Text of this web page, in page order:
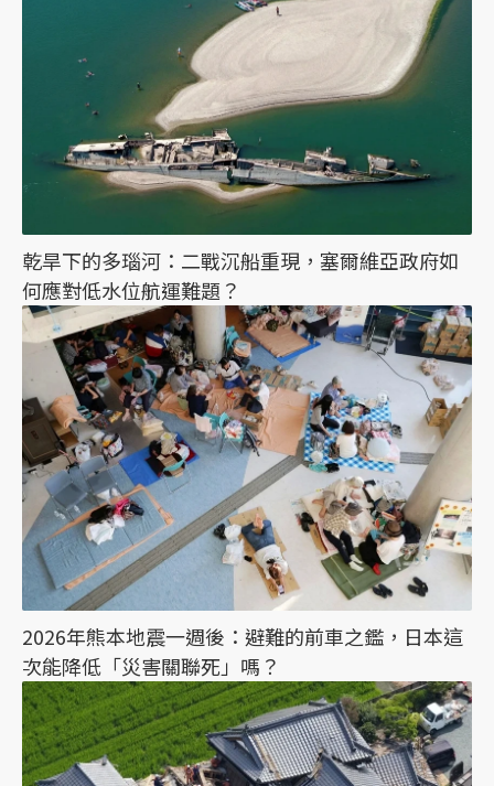
乾旱下的多瑙河：二戰沉船重現，塞爾維亞政府如
何應對低水位航運難題？
2026年熊本地震一週後：避難的前車之鑑，日本這
次能降低「災害關聯死」嗎？